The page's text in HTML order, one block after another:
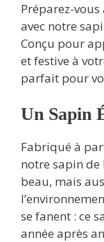
Préparez-
avec notre
Conçu pour
et festive à
parfait pour
Un Sapin
Fabriqué à
notre sapin
beau, mais
se fanent : ce
année après